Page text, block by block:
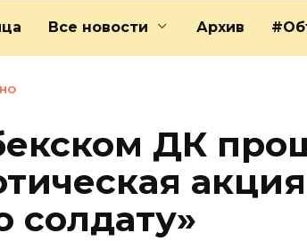
Все новости Архив
ДК
солдату»